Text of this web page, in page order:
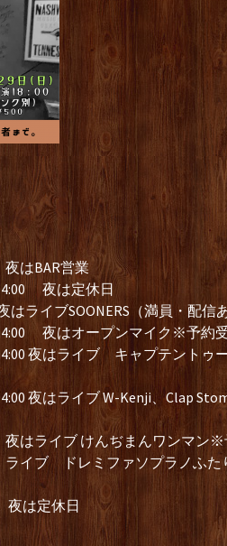
はBAR営業
夜は定休日
ライブSOONERS（満員・配信あ
夜はオープンマイク※予約
夜はライブ キャプテントゥ
夜はライブ W-Kenji、Clap
はライブ けんぢまんワンマン※
ライブ ドレミファソプラノふ
夜は定休日